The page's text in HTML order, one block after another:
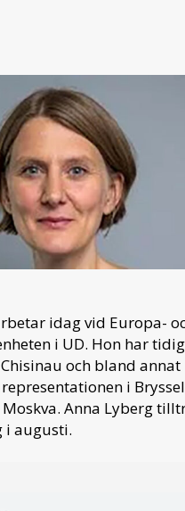
idag vid Europa-
i UD. Hon har
och bland annat
i
Anna Lyberg
i augusti.